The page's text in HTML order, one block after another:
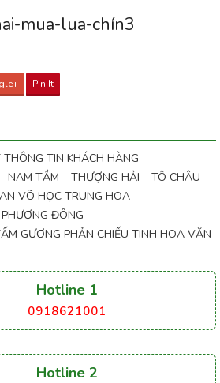
mua-lua-chín3
Pin It
TIN KHÁCH HÀNG
NAM TẦM – THƯỢNG HẢI – TÔ CHÂU
VÕ HỌC TRUNG HOA
ĐÔNG
GƯƠNG PHẢN CHIẾU TINH HOA VĂN
Hotline 1
0918621001
Hotline 2